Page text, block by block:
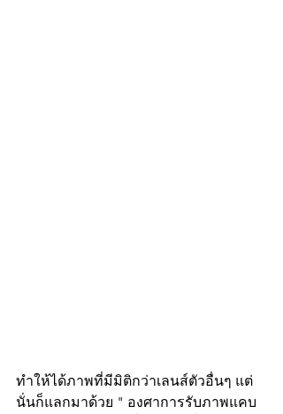
ทำให้ได้ภาพที่มีมิติกว่าเลนส์ตัวอื่นๆ แต่
นั่นก็แลกมาด้วย " องศาการรับภาพแคบ